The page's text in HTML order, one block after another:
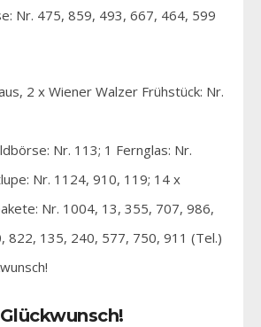
Nr. 475, 859, 493, 667, 464, 599
2 x Wiener Walzer Frühstück: Nr.
Nr. 113; 1 Fernglas: Nr.
Nr. 1124, 910, 119; 14 x
Nr. 1004, 13, 355, 707, 986,
822, 135, 240, 577, 750, 911 (Tel.)